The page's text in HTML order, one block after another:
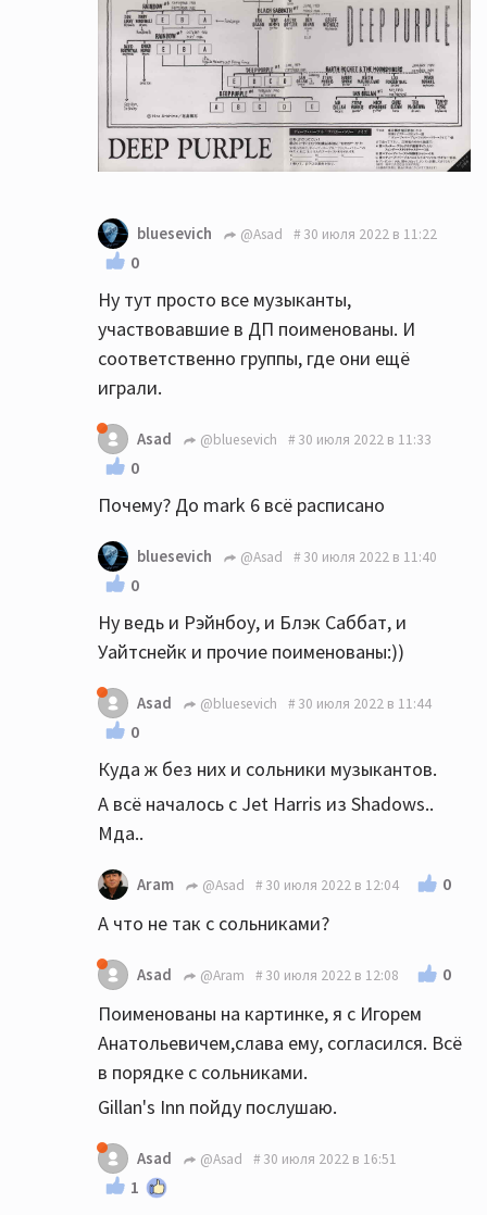
bluesevich @Asad 30 июля 2022 в 11:22
0
Ну тут просто все музыканты,
участвовавшие в ДП поименованы. И
соответственно группы, где они ещё
играли.
Asad @bluesevich 30 июля 2022 в 11:33
0
Почему? До mark 6 всё расписано
bluesevich @Asad 30 июля 2022 в 11:40
0
Ну ведь и Рэйнбоу, и Блэк Саббат, и
Уайтснейк и прочие поименованы:))
Asad @bluesevich 30 июля 2022 в 11:44
0
Куда ж без них и сольники музыкантов.
А всё началось с Jet Harris из Shadows..
Мда..
Aram @Asad 30 июля 2022 в 12:04 0
А что не так с сольниками?
Asad @Aram 30 июля 2022 в 12:08 0
Поименованы на картинке, я с Игорем
Анатольевичем,слава ему, согласился. Всё
в порядке с сольниками.
Gillan's Inn пойду послушаю.
Asad @Asad 30 июля 2022 в 16:51
1